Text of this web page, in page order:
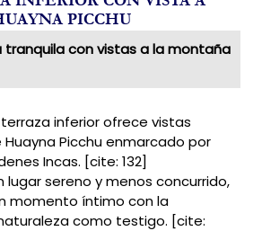
PICCHU
tranquila con vistas a la montaña
inferior ofrece vistas
Picchu enmarcado por
Incas. [cite: 132]
lugar sereno y menos concurrido,
momento íntimo con la
como testigo. [cite: